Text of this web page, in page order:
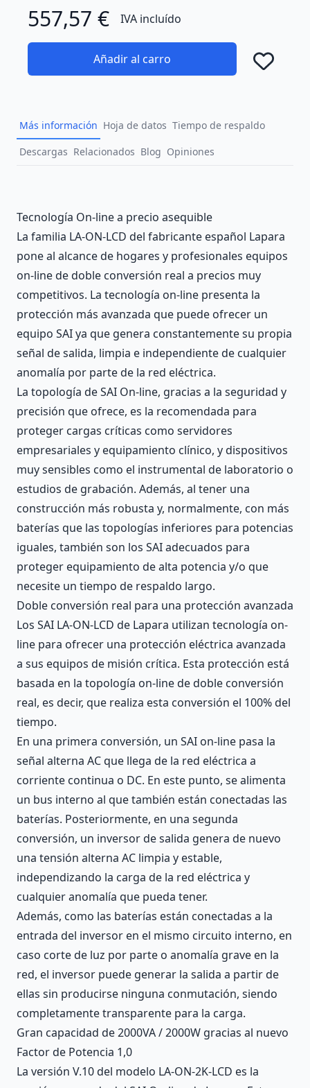
557,57 € IVA incluído
Añadir al carro
Más información Hoja de datos Tiempo de respaldo
Descargas Relacionados Blog Opiniones
Tecnología On-line a precio asequible
La familia LA-ON-LCD del fabricante español Lapara
pone al alcance de hogares y profesionales equipos
on-line de doble conversión real a precios muy
competitivos. La tecnología on-line presenta la
protección más avanzada que puede ofrecer un
equipo SAI ya que genera constantemente su propia
señal de salida, limpia e independiente de cualquier
anomalía por parte de la red eléctrica.
La topología de SAI On-line, gracias a la seguridad y
precisión que ofrece, es la recomendada para
proteger cargas críticas como servidores
empresariales y equipamiento clínico, y dispositivos
muy sensibles como el instrumental de laboratorio o
estudios de grabación. Además, al tener una
construcción más robusta y, normalmente, con más
baterías que las topologías inferiores para potencias
iguales, también son los SAI adecuados para
proteger equipamiento de alta potencia y/o que
necesite un tiempo de respaldo largo.
Doble conversión real para una protección avanzada
Los SAI LA-ON-LCD de Lapara utilizan tecnología on-
line para ofrecer una protección eléctrica avanzada
a sus equipos de misión crítica. Esta protección está
basada en la topología on-line de doble conversión
real, es decir, que realiza esta conversión el 100% del
tiempo.
En una primera conversión, un SAI on-line pasa la
señal alterna AC que llega de la red eléctrica a
corriente continua o DC. En este punto, se alimenta
un bus interno al que también están conectadas las
baterías. Posteriormente, en una segunda
conversión, un inversor de salida genera de nuevo
una tensión alterna AC limpia y estable,
independizando la carga de la red eléctrica y
cualquier anomalía que pueda tener.
Además, como las baterías están conectadas a la
entrada del inversor en el mismo circuito interno, en
caso corte de luz por parte o anomalía grave en la
red, el inversor puede generar la salida a partir de
ellas sin producirse ninguna conmutación, siendo
completamente transparente para la carga.
Gran capacidad de 2000VA / 2000W gracias al nuevo
Factor de Potencia 1,0
La versión V.10 del modelo LA-ON-2K-LCD es la